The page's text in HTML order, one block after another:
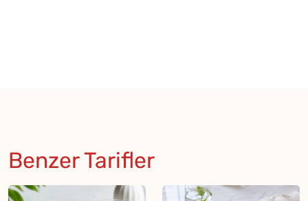
Benzer Tarifler